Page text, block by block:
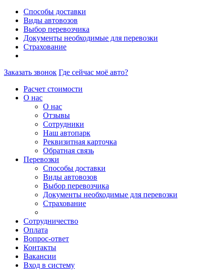
Способы доставки
Виды автовозов
Выбор перевозчика
Документы необходимые для перевозки
Страхование
Заказать звонок Где сейчас моё авто?
Расчет стоимости
О нас
О нас
Отзывы
Сотрудники
Наш автопарк
Реквизитная карточка
Обратная связь
Перевозки
Способы доставки
Виды автовозов
Выбор перевозчика
Документы необходимые для перевозки
Страхование
Сотрудничество
Оплата
Вопрос-ответ
Контакты
Вакансии
Вход в систему